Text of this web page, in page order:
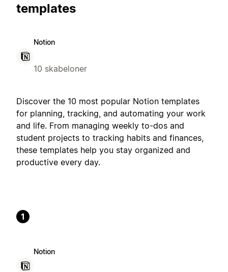
templates
Notion
10 skabeloner
Discover the 10 most popular Notion templates
for planning, tracking, and automating your work
and life. From managing weekly to-dos and
student projects to tracking habits and finances,
these templates help you stay organized and
productive every day.
1
Notion